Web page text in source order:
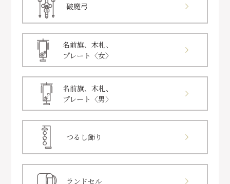
破魔弓
名前旗、木札、
プレート〈女〉
名前旗、木札、
プレート〈男〉
つるし飾り
ランドセル